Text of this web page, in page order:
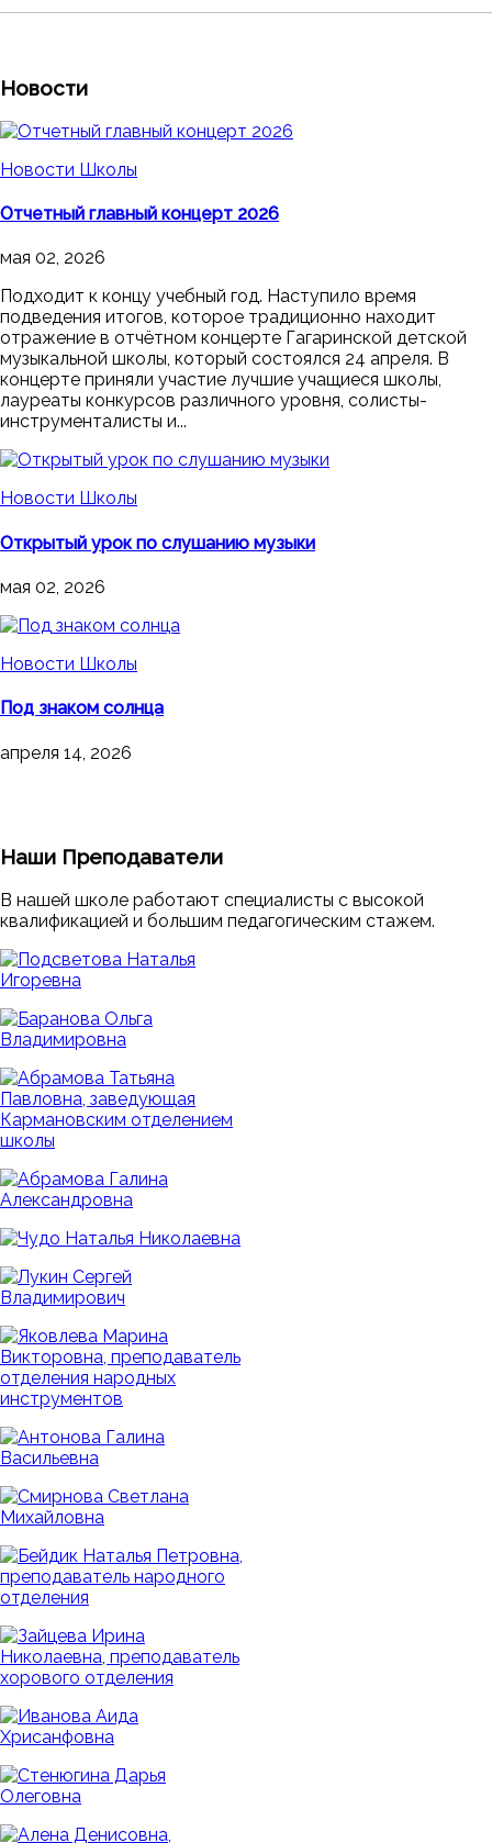
Новости
Новости Школы
Отчетный главный концерт 2026
мая 02, 2026
Подходит к концу учебный год. Наступило время
подведения итогов, которое традиционно находит
отражение в отчётном концерте Гагаринской детской
музыкальной школы, который состоялся 24 апреля. В
концерте приняли участие лучшие учащиеся школы,
лауреаты конкурсов различного уровня, солисты-
инструменталисты и...
Новости Школы
Открытый урок по слушанию музыки
мая 02, 2026
Новости Школы
Под знаком солнца
апреля 14, 2026
Наши Преподаватели
В нашей школе работают специалисты с высокой
квалификацией и большим педагогическим стажем.